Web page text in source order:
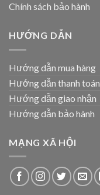
Chính sách bảo hành
HƯỚNG DẪN
Hướng dẫn mua hàng
Hướng dẫn thanh toán
Hướng dẫn giao nhận
Hướng dẫn bảo hành
MẠNG XÃ HỘI